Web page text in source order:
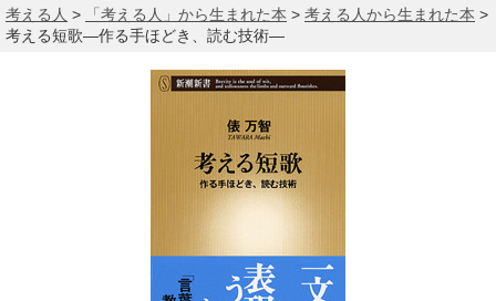
考える人 > 「考える人」から生まれた本 > 考える人から生まれた本 >
考える短歌―作る手ほどき、読む技術―